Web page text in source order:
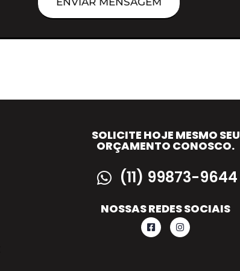
SOLICITE HOJE MESMO SEU
ORÇAMENTO CONOSCO.
(11) 99873-9644
NOSSAS REDES SOCIAIS